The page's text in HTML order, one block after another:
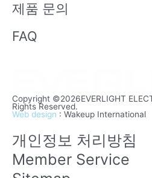
제품 문의
FAQ
Copyright ©2026EVERLIGHT
Rights Reserved.
Web design : Wakeup International
개인정보 처리방침
Member Service